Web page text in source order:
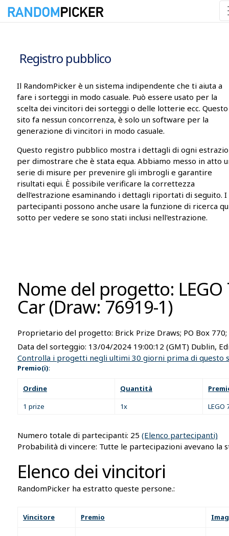
Registro pubblico
Il RandomPicker è un sistema indipendente che ti aiuta a
fare i sorteggi in modo casuale. Può essere usato per la
scelta dei vincitori dei sorteggi o delle lotterie ecc. Questo
sito fa nessun concorrenza, è solo un software per la
generazione di vincitori in modo casuale.
Questo registro pubblico mostra i dettagli di ogni
per dimostrare che è stata equa. Abbiamo messo in atto
serie di misure per prevenire gli imbrogli e garantire
risultati equi. È possibile verificare la correttezza
dell'estrazione esaminando i dettagli riportati di seguito. I
partecipanti possono anche usare la funzione di ricerca
sotto per vedere se sono stati inclusi nell'estrazione.
Nome del progetto:
Car (Draw: 76919-1)
Proprietario del progetto: Brick Prize Draws; PO Box
Data del sorteggio: 13/04/2024 19:00:12 (GMT) Dublin,
Controlla i progetti negli ultimi 30 giorni prima di questo
Premio(i):
Ordine Quantità
1 prize
1x LEGO
Numero totale di partecipanti: 25 (Elenco partecipanti)
Probabilità di vincere: Tutte le partecipazioni avevano la
Elenco dei vincitori
RandomPicker ha estratto queste persone.:
Vincitore Premio